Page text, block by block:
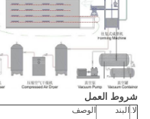
شروط العمل
لا. البند
الوصف